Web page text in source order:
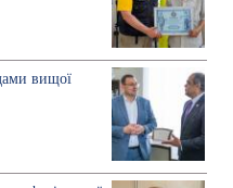
вищої